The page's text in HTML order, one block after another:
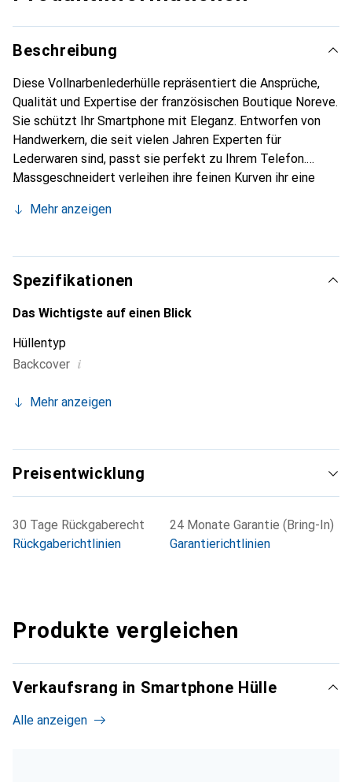
Beschreibung
Diese Vollnarbenlederhülle repräsentiert die Ansprüche,
Qualität und Expertise der französischen Boutique Noreve.
Sie schützt Ihr Smartphone mit Eleganz. Entworfen von
Handwerkern, die seit vielen Jahren Experten für
Lederwaren sind, passt sie perfekt zu Ihrem Telefon.
Massgeschneidert verleihen ihre feinen Kurven ihr eine
Accessoire Ihres Smartphones. International anerkannt für
sichere Wahl für eine anspruchsvolle Klientel.
Mehr anzeigen
Spezifikationen
Das Wichtigste auf einen Blick
Hüllentyp
Backcover i
Mehr anzeigen
Preisentwicklung
30 Tage Rückgaberecht
Rückgaberichtlinien
24 Monate Garantie (Bring-In)
Garantierichtlinien
Produkte vergleichen
Verkaufsrang in Smartphone Hülle
Alle anzeigen